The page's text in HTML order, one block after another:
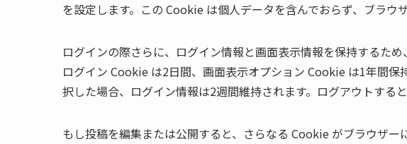
を設定します。この Cookie は個人データを含んでおらず、ブラウ
ログインの際さらに、ログイン情報と画面表示情報を保持するた
ログイン Cookie は2日間、画面表示オプション Cookie は1年間保
択した場合、ログイン情報は2週間維持されます。ログアウトする
もし投稿を編集または公開すると、さらなる Cookie がブラウザ